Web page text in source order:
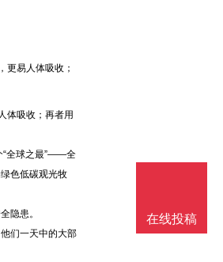
更易人体吸收；
体吸收；再者用
“全球之最”——全
色低碳观光牧
隐患。
们一天中的大部
在线投稿